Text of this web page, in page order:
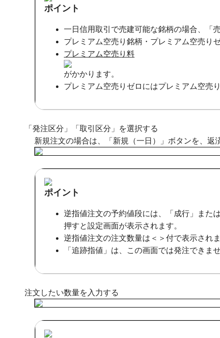
ポイント
一日信用取引で売建可能な銘柄の場合、「
プレミアム空売り銘柄・プレミアム空売り
プレミアム空売り料
がかかります。
プレミアム空売りゼロにはプレミアム空売
「発注区分」「取引区分」を選択する
新規注文の場合は、「新規（一日）」ボタンを、
ポイント
逆指値注文の予約値段には、「成行」また
押すと設定画面が表示されます。
逆指値注文の注文数量は＜＞付で表示され
「追跡指値」は、この画面では発注できま
注文したい数量を入力する